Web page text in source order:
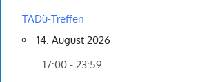
TADü-Treffen
14. August 2026
17:00 - 23:59